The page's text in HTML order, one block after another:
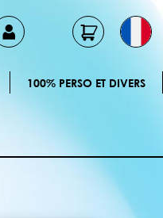
100% PERSO ET DIVERS